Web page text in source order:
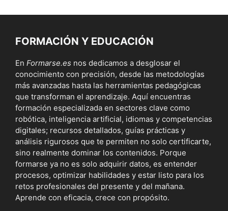
FORMACIÓN Y EDUCACIÓN
En Formarse.es nos dedicamos a desglosar el
conocimiento con precisión, desde las metodologías
más avanzadas hasta las herramientas pedagógicas
que transforman el aprendizaje. Aquí encuentras
formación especializada en sectores clave como
robótica, inteligencia artificial, idiomas y competencias
digitales; recursos detallados, guías prácticas y
análisis rigurosos que te permiten no solo certificarte,
sino realmente dominar los contenidos. Porque
formarse ya no es solo adquirir datos, es entender
procesos, optimizar habilidades y estar listo para los
retos profesionales del presente y del mañana.
Aprende con eficacia, crece con propósito.